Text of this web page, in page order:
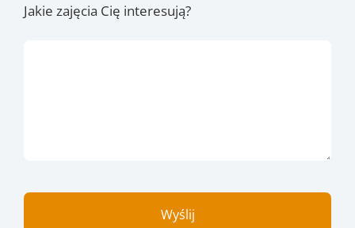
Jakie zajęcia Cię interesują?